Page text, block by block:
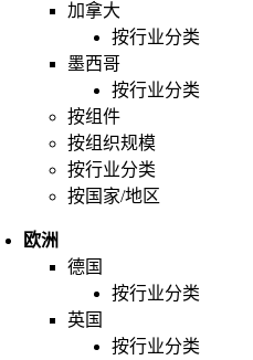
加拿大
按行业分类
墨西哥
按行业分类
按组件
按组织规模
按行业分类
按国家/地区
欧洲
德国
按行业分类
英国
按行业分类